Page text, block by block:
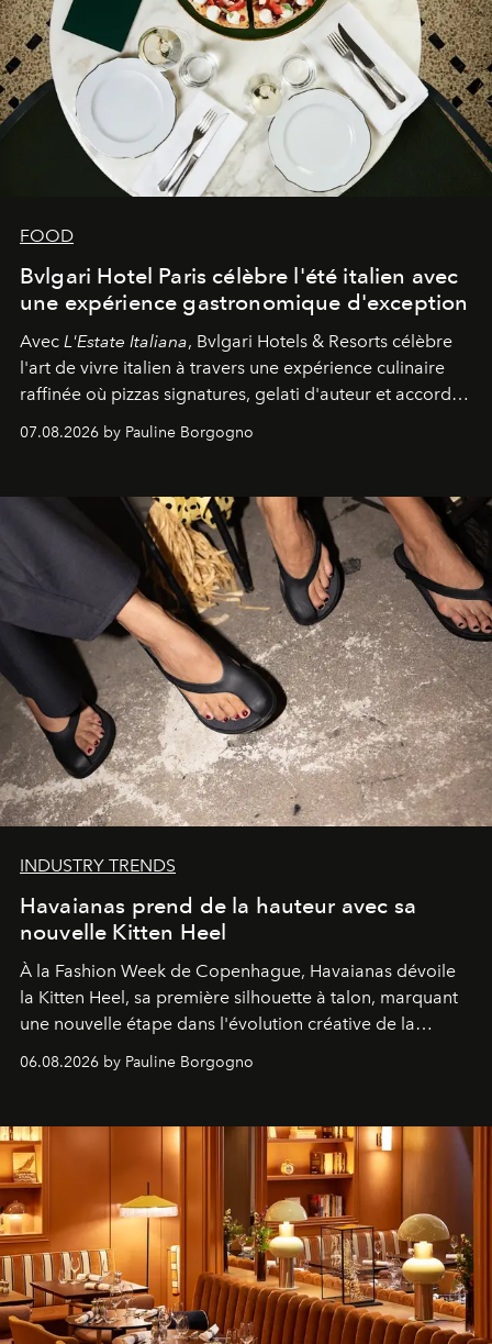
FOOD
Bvlgari Hotel Paris célèbre l'été italien avec
une expérience gastronomique d'exception
Avec L'Estate Italiana, Bvlgari Hotels & Resorts célèbre
l'art de vivre italien à travers une expérience culinaire
raffinée où pizzas signatures, gelati d'auteur et accords
d'exception composent un véritable voyage sensoriel.
07.08.2026 by Pauline Borgogno
INDUSTRY TRENDS
Havaianas prend de la hauteur avec sa
nouvelle Kitten Heel
À la Fashion Week de Copenhague, Havaianas dévoile
la Kitten Heel, sa première silhouette à talon, marquant
une nouvelle étape dans l'évolution créative de la
06.08.2026 by Pauline Borgogno